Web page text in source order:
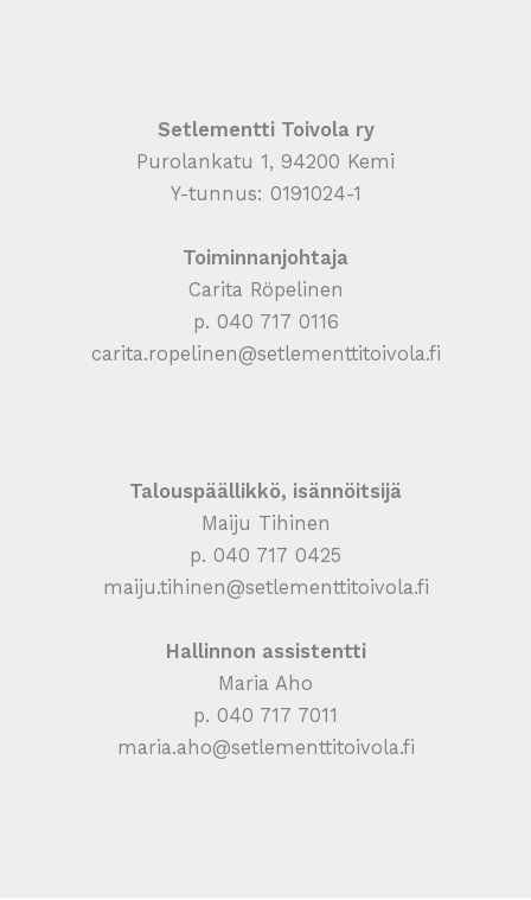
Setlementti Toivola ry
Purolankatu 1, 94200 Kemi
Y-tunnus: 0191024-1
Toiminnanjohtaja
Carita Röpelinen
p. 040 717 0116
carita.ropelinen@setlementtitoivola.fi
Talouspäällikkö, isännöitsijä
Maiju Tihinen
p. 040 717 0425
maiju.tihinen@setlementtitoivola.fi
Hallinnon assistentti
Maria Aho
p. 040 717 7011
maria.aho@setlementtitoivola.fi